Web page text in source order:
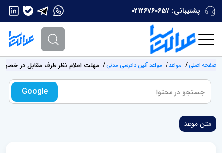
پشتیبانی: 02126760657
صفحه اصلی مواعد مواعد آئین دادرسی مدنی مهلت اعلام نظر طرف مقابل در
Google
متن موعد